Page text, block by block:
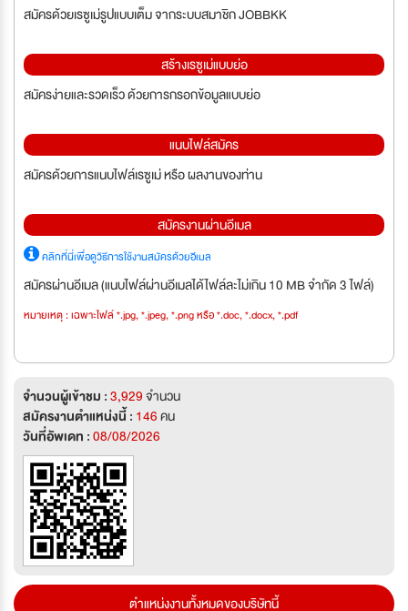
สมัครด้วยเรซูเม่รูปแบบเต็ม จากระบบสมาชิก JOBBKK
สร้างเรซูเม่แบบย่อ
สมัครง่ายและรวดเร็ว ด้วยการกรอกข้อมูลแบบย่อ
แนบไฟล์สมัคร
สมัครด้วยการแนบไฟล์เรซูเม่ หรือ ผลงานของท่าน
สมัครงานผ่านอีเมล
คลิกที่นี่เพื่อดูวิธีการใช้งานสมัครด้วยอีเมล
สมัครผ่านอีเมล (แนบไฟล์ผ่านอีเมลได้ไฟล์ละไม่เกิน 10 MB จำกัด 3 ไฟล์)
หมายเหตุ : เฉพาะไฟล์ *.jpg, *.jpeg, *.png หรือ *.doc, *.docx, *.pdf
จำนวนผู้เข้าชม :3,929จำนวน
สมัครงานตำแหน่งนี้ : 146คน
วันที่อัพเดท :08/08/2026
ตำแหน่งงานทั้งหมดของบริษัทนี้